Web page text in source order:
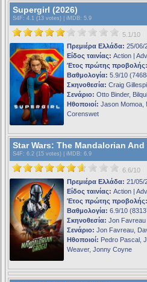
Supergirl (2026)
S4F : 4.1 (13 votes) | iMDB: 5.9
5.1/10
Πρεμιέρα Ελλάδα: 25/06/
Είδος ταινίας: Action |
Έτος πρώτης προβολής:
Βαθμολογία: 5.9/10
Σκηνοθεσία: Craig
Σενάριο: Otto Binder,
Ηθοποιοί: Jason Momoa,
Corenswet
Star Wars: The Mandalorian And
S4F : 6.2 (15 votes) | iMDB: 6.9
6.6/10
Πρεμιέρα Ελλάδα: 21/05/
Είδος ταινίας: Action |
Έτος πρώτης προβολής:
Βαθμολογία: 6.9/10
Σκηνοθεσία: Jon Favreau
Σενάριο: Jon Favreau,
Ηθοποιοί: Pedro Pascal,
Weaver, Jonny Coyne